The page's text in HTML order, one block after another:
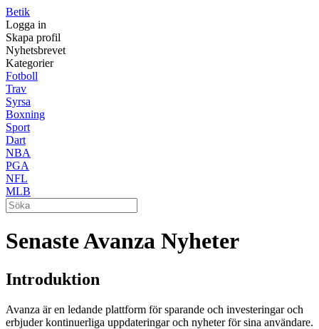
Betik
Logga in
Skapa profil
Nyhetsbrevet
Kategorier
Fotboll
Trav
Syrsa
Boxning
Sport
Dart
NBA
PGA
NFL
MLB
Senaste Avanza Nyheter
Introduktion
Avanza är en ledande plattform för sparande och investeringar och
erbjuder kontinuerliga uppdateringar och nyheter för sina användare.